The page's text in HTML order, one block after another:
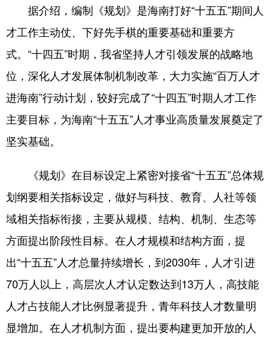
据介绍，编制《规划》是海南打好“十五五”期间人
才工作主动仗、下好先手棋的重要基础和重要方
式。“十四五”时期，我省坚持人才引领发展的战略地
位，深化人才发展体制机制改革，大力实施“百万人才
进海南”行动计划，较好完成了“十四五”时期人才工作
主要目标，为海南“十五五”人才事业高质量发展奠定了
坚实基础。
《规划》在目标设定上紧密对接省“十五五”总体规
划纲要相关指标设定，做好与科技、教育、人社等领
域相关指标衔接，主要从规模、结构、机制、生态等
方面提出阶段性目标。在人才规模和结构方面，提
出“十五五”人才总量持续增长，到2030年，人才引进
70万人以上，高层次人才认定数达到13万人，高技能
人才占技能人才比例显著提升，青年科技人才数量明
显增加。在人才机制方面，提出要构建更加开放的人